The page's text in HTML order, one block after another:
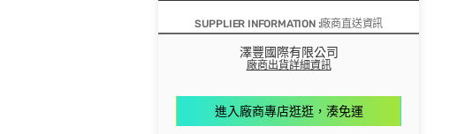
SUPPLIER INFORMATION :廠商直送資訊
澤豐國際有限公司
廠商出貨詳細資訊
進入廠商專店逛逛，湊免運